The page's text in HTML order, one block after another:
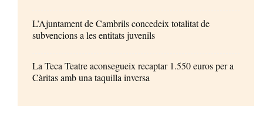
L’Ajuntament de Cambrils concedeix totalitat de
subvencions a les entitats juvenils
La Teca Teatre aconsegueix recaptar 1.550 euros per a
Càritas amb una taquilla inversa